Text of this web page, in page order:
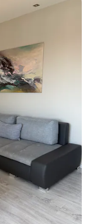
„Odabrali gosti”